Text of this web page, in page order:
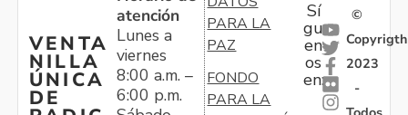
VENTA
NILLA
ÚNICA
DE
atención
Lunes a
viernes
8:00 a.m. –
6:00 p.m.
PARA LA
PAZ
FONDO
PARA LA
Sí
gu
en
os
en:
©
Copyrigth
2023
-